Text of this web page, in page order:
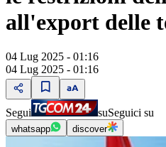
all'export delle
04 Lug 2025 - 01:16
04 Lug 2025 - 01:16
Segui suSeguici su
whatsapp discover